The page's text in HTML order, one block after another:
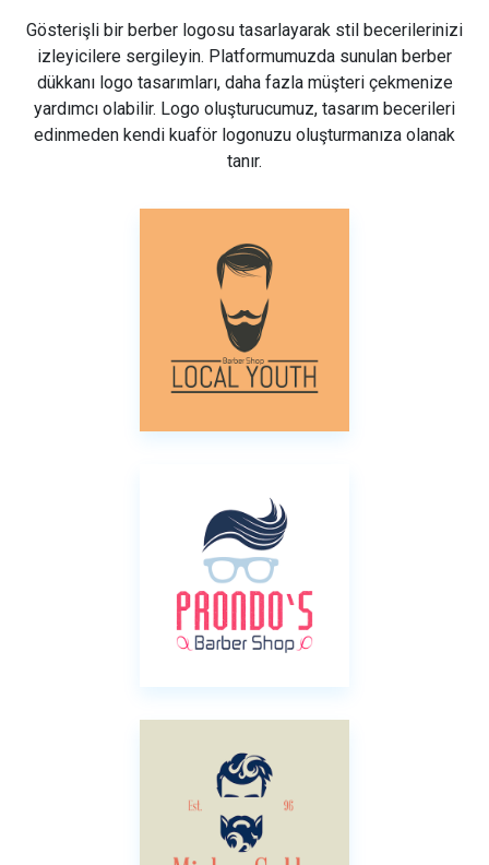
Gösterişli bir berber logosu tasarlayarak stil becerilerinizi
izleyicilere sergileyin. Platformumuzda sunulan berber
dükkanı logo tasarımları, daha fazla müşteri çekmenize
yardımcı olabilir. Logo oluşturucumuz, tasarım becerileri
edinmeden kendi kuaför logonuzu oluşturmanıza olanak
tanır.